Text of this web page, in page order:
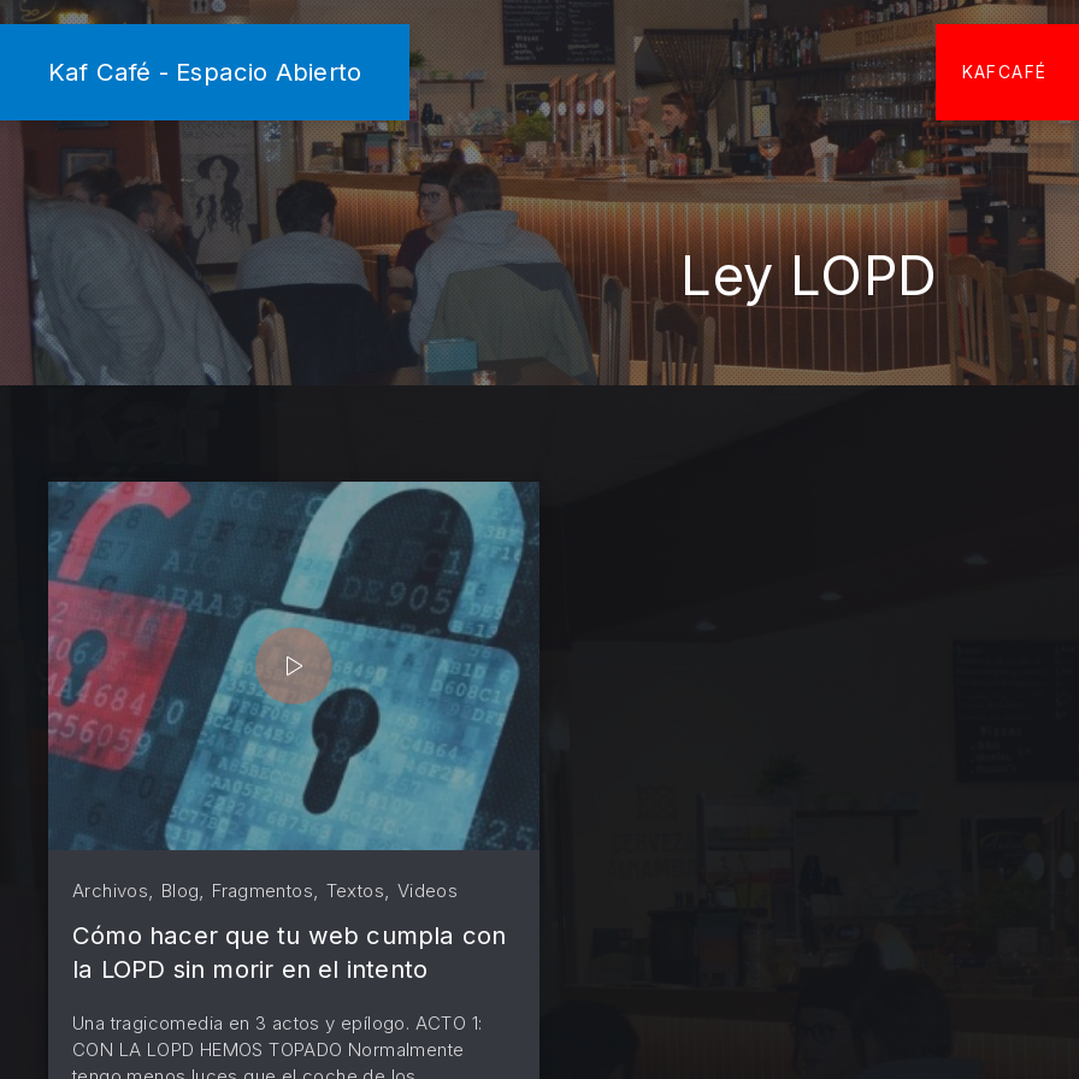
Kaf Café - Espacio Abierto KAFCAFÉ
Ley LOPD
Archivos Blog Fragmentos Textos Videos
Cómo hacer que tu web cumpla con
la LOPD sin morir en el intento
Una tragicomedia en 3 actos y epílogo. ACTO 1:
CON LA LOPD HEMOS TOPADO Normalmente
PREVIOUS